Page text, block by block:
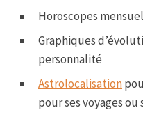
Horoscopes
Graphiques
personnalité
Astrolocalisation
pour ses voyages ou